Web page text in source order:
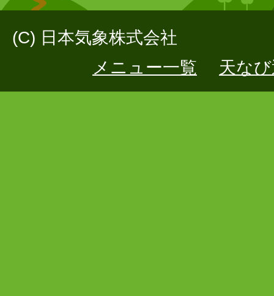
(C) 日本気象株式会社
メニュー一覧
天な